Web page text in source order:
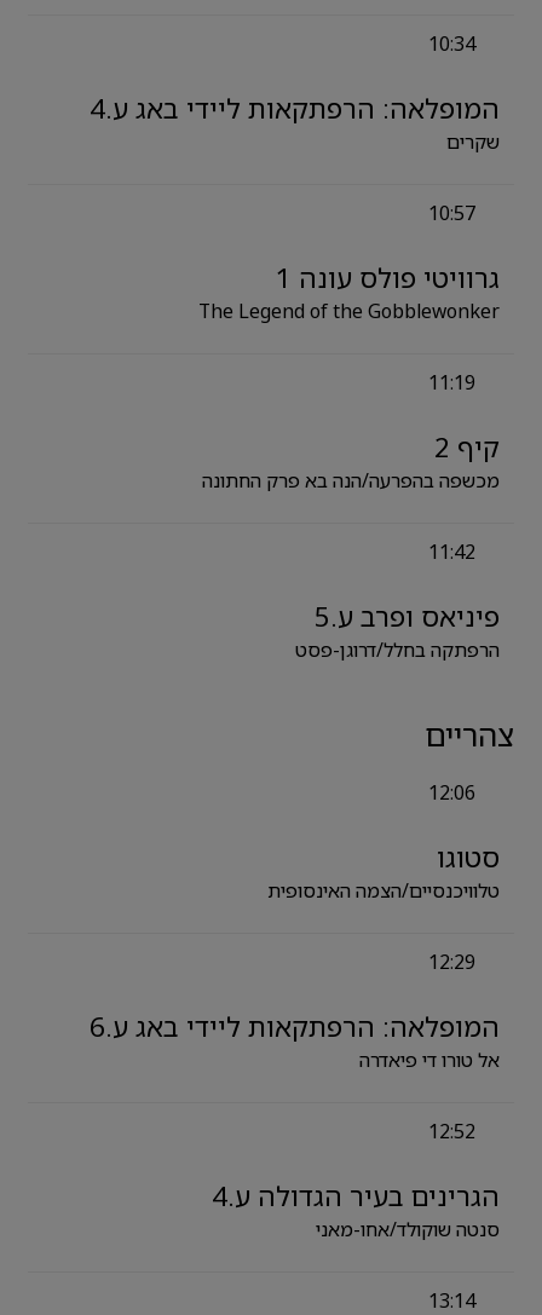
10:34
המופלאה: הרפתקאות ליידי באג ע.4
שקרים
10:57
גרוויטי פולס עונה 1
The Legend of the Gobblewonker
11:19
קיף 2
מכשפה בהפרעה/הנה בא פרק החתונה
11:42
פיניאס ופרב ע.5
הרפתקה בחלל/דרוגן-פסט
צהריים
12:06
סטוגו
טלוויכנסיים/הצמה האינסופית
12:29
המופלאה: הרפתקאות ליידי באג ע.6
אל טורו די פיאדרה
12:52
הגרינים בעיר הגדולה ע.4
סנטה שוקולד/אחו-מאני
13:14